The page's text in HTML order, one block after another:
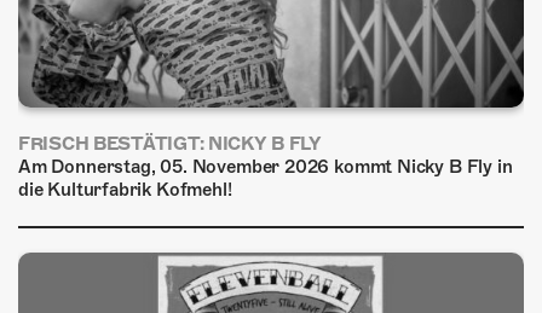
FRISCH BESTÄTIGT: NICKY B FLY
Am Donnerstag, 05. November 2026 kommt Nicky B Fly in
die Kulturfabrik Kofmehl!